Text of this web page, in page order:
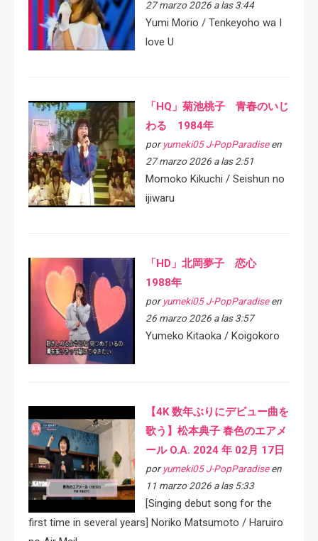
27 marzo 2026 a las 3:44
Yumi Morio / Tenkeyoho wa I
love U
「HQ」菊池桃子 青春のいじ
わる 1984年
por yumeki05 J-PopParadiseen
27 marzo 2026 a las 2:51
Momoko Kikuchi / Seishun no
ijiwaru
「HD」北岡夢子 恋心
1988年
por yumeki05 J-PopParadiseen
26 marzo 2026 a las 3:57
Yumeko Kitaoka / Koigokoro
【4K 数年ぶりにデビュー曲を
歌う】松本典子 春色のエアメ
ール O.A. 2024 年 02月 17日
por yumeki05 J-PopParadiseen
11 marzo 2026 a las 5:33
[Singing debut song for the
first time in several years] Noriko Matsumoto / Haruiro